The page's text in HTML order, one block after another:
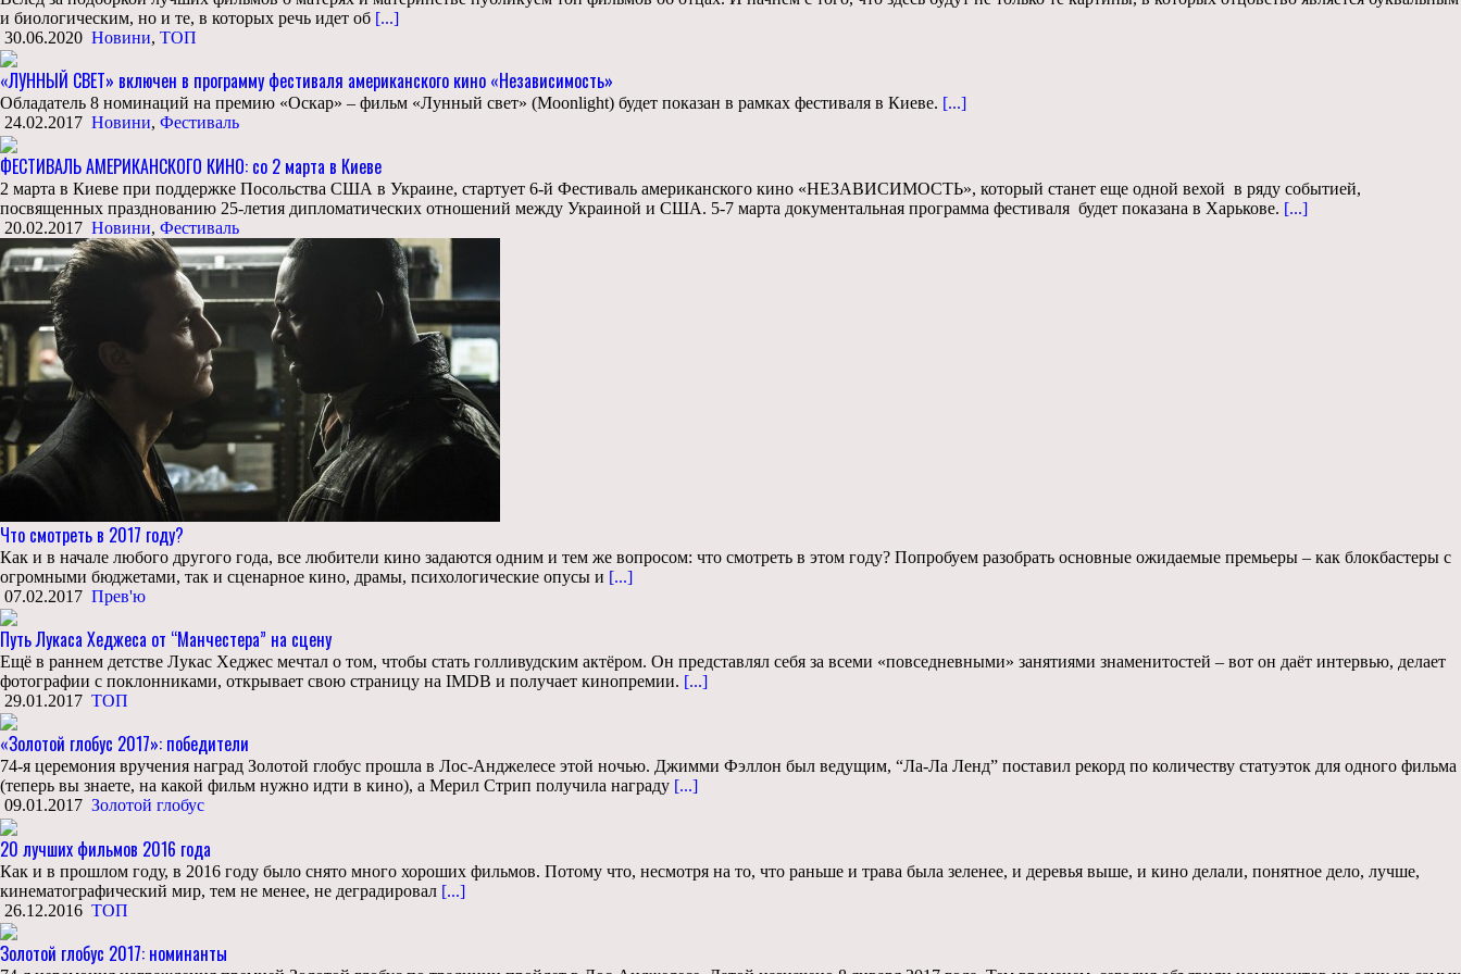
и биологическим, но и те, в которых речь идет об [...]
30.06.2020 Новини, ТОП
«ЛУННЫЙ СВЕТ» включен в программу фестиваля американского кино «Независимость»
Обладатель 8 номинаций на премию «Оскар» – фильм «Лунный свет» (Moonlight) будет показан в рамках фестиваля в Киеве. [...]
24.02.2017 Новини, Фестиваль
ФЕСТИВАЛЬ АМЕРИКАНСКОГО КИНО: со 2 марта в Киеве
2 марта в Киеве при поддержке Посольства США в Украине, стартует 6-й Фестиваль американского кино «НЕЗАВИСИМОСТЬ», который станет еще одной вехой в ряду событией,
посвященных празднованию 25-летия дипломатических отношений между Украиной и США. 5-7 марта документальная программа фестиваля будет показана в Харькове. [...]
20.02.2017 Новини, Фестиваль
Что смотреть в 2017 году?
Как и в начале любого другого года, все любители кино задаются одним и тем же вопросом: что смотреть в этом году? Попробуем разобрать основные ожидаемые премьеры – как блокбастеры с
огромными бюджетами, так и сценарное кино, драмы, психологические опусы и [...]
07.02.2017 Прев'ю
Путь Лукаса Хеджеса от “Манчестера” на сцену
Ещё в раннем детстве Лукас Хеджес мечтал о том, чтобы стать голливудским актёром. Он представлял себя за всеми «повседневными» занятиями знаменитостей – вот он даёт интервью, делает
фотографии с поклонниками, открывает свою страницу на IMDB и получает кинопремии. [...]
29.01.2017 ТОП
«Золотой глобус 2017»: победители
74-я церемония вручения наград Золотой глобус прошла в Лос-Анджелесе этой ночью. Джимми Фэллон был ведущим, “Ла-Ла Ленд” поставил рекорд по количеству статуэток для одного фильма
(теперь вы знаете, на какой фильм нужно идти в кино), а Мерил Стрип получила награду [...]
09.01.2017 Золотой глобус
20 лучших фильмов 2016 года
Как и в прошлом году, в 2016 году было снято много хороших фильмов. Потому что, несмотря на то, что раньше и трава была зеленее, и деревья выше, и кино делали, понятное дело, лучше,
кинематографический мир, тем не менее, не деградировал [...]
26.12.2016 ТОП
Золотой глобус 2017: номинанты